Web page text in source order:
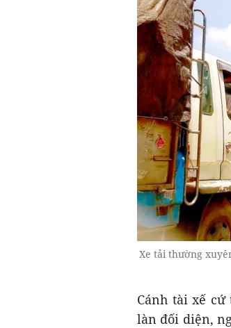
Xe tải thường
Cánh tài xế
làn đối diện,